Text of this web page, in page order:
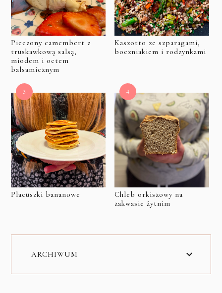
Pieczony camembert z
truskawkową salsą,
miodem i octem
balsamicznym
Kaszotto ze szparagami,
boczniakiem i rodzynkami
Placuszki bananowe
Chleb orkiszowy na
zakwasie żytnim
ARCHIWUM